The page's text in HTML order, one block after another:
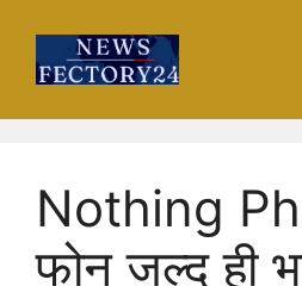
content
Nothing
फोन जल्द ही